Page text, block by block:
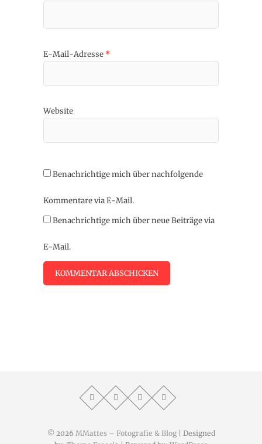
E-Mail-Adresse *
Website
Benachrichtige mich über nachfolgende
Kommentare via E-Mail.
Benachrichtige mich über neue Beiträge via
E-Mail.
© 2026 MMattes – Fotografie & Blog| Designed